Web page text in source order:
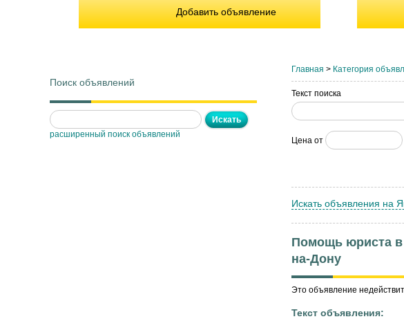
Добавить объявление
Поиск объявлений
расширенный поиск объявлений
Главная > Категория
Текст поиска
Цена от
Искать объявления на
Помощь юриста в
на-Дону
Это объявление
Текст объявления: